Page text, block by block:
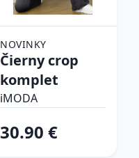
NOVINKY
Čierny crop
komplet
iMODA
30.90 €